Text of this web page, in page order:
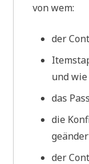
von wem:
der
und
das
die
der